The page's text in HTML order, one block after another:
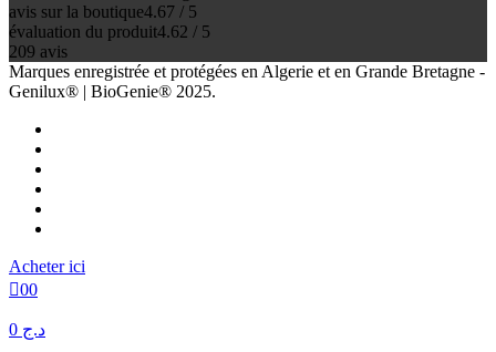
avis sur la boutique4.67 / 5
évaluation du produit4.62 / 5
209 avis
Marques enregistrée et protégées en Algerie et en Grande Bretagne -
Genilux® | BioGenie® 2025.
Acheter ici
00
د.ج 0